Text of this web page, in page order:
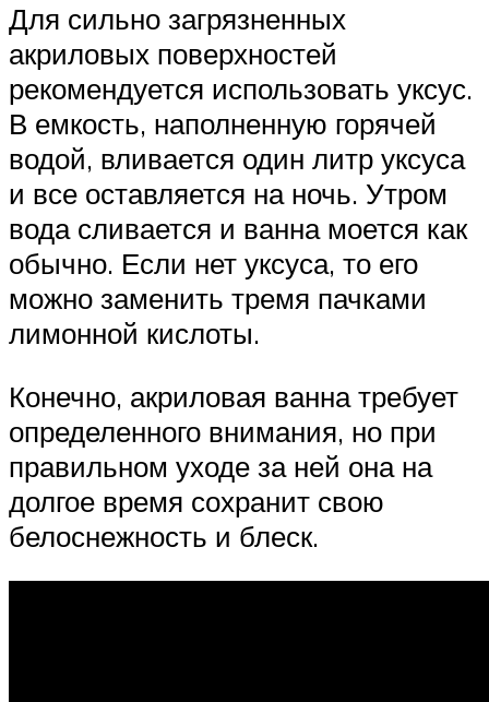
Для сильно загрязненных
акриловых поверхностей
рекомендуется использовать уксус.
В емкость, наполненную горячей
водой, вливается один литр уксуса
и все оставляется на ночь. Утром
вода сливается и ванна моется как
обычно. Если нет уксуса, то его
можно заменить тремя пачками
лимонной кислоты.
Конечно, акриловая ванна требует
определенного внимания, но при
правильном уходе за ней она на
долгое время сохранит свою
белоснежность и блеск.